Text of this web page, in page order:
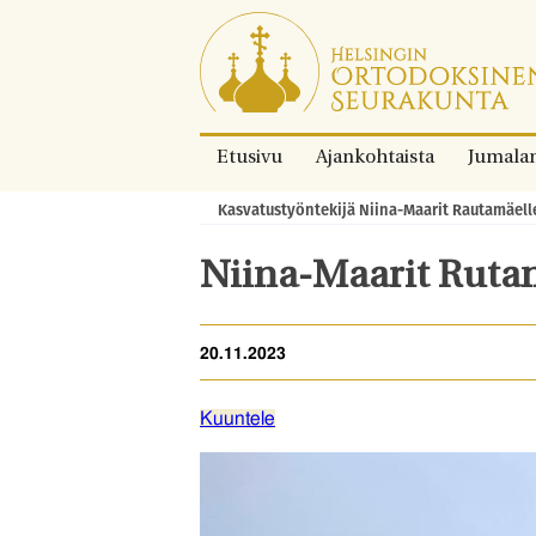
Siirry
suoraan
sisältöön.
Etusivu Ajankohtaista
Murupolku:
Kasvatustyöntekijä Niina-Maarit
Niina-Maarit
20.11.2023
Kuuntele